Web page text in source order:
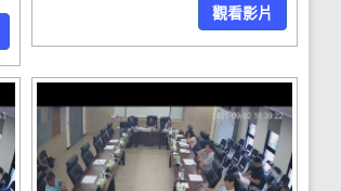
觀看影片